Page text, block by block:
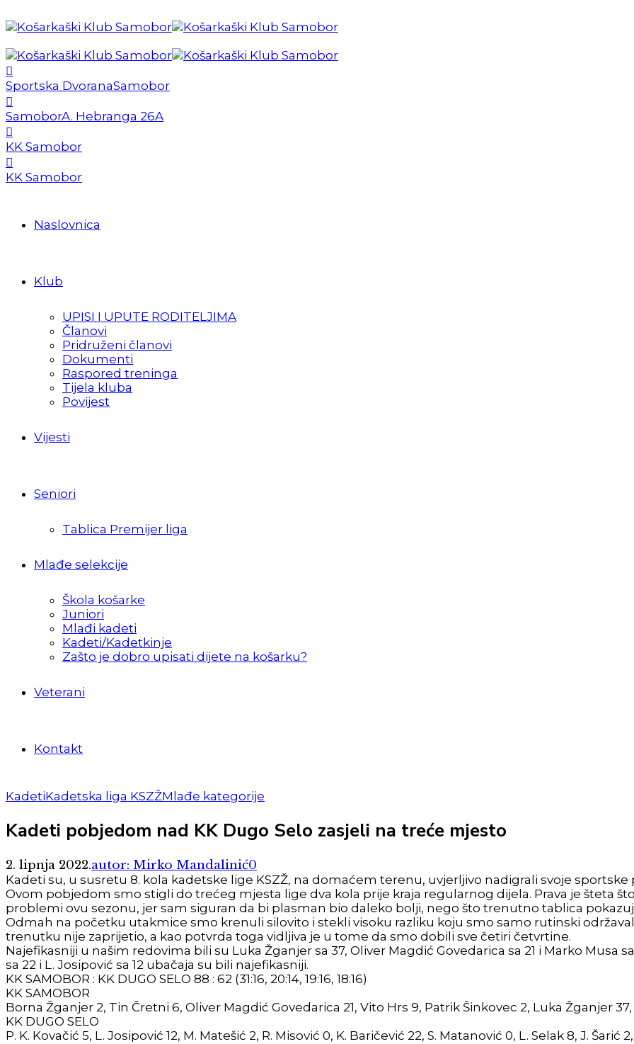
Sportska DvoranaSamobor
SamoborA. Hebranga 26A
KK Samobor
KK Samobor
Naslovnica
Klub
UPISI I UPUTE RODITELJIMA
Članovi
Pridruženi članovi
Dokumenti
Raspored treninga
Tijela kluba
Povijest
Vijesti
Seniori
Tablica Premijer liga
Mlađe selekcije
Škola košarke
Juniori
Mlađi kadeti
Kadeti/Kadetkinje
Zašto je dobro upisati dijete na košarku?
Veterani
Kontakt
KadetiKadetska liga KSZŽMlađe kategorije
Kadeti pobjedom nad KK Dugo Selo zasjeli na treće mjesto
2. lipnja 2022.autor: Mirko Mandalinić0
Kadeti su, u susretu 8. kola kadetske lige KSZŽ, na domaćem terenu, uvjerljivo nadigrali svoje
Ovom pobjedom smo stigli do trećeg mjesta lige dva kola prije kraja regularnog dijela. Prava je šteta
problemi ovu sezonu, jer sam siguran da bi plasman bio daleko bolji, nego što trenutno tablica
Odmah na početku utakmice smo krenuli silovito i stekli visoku razliku koju smo samo rutinski
trenutku nije zaprijetio, a kao potvrda toga vidljiva je u tome da smo dobili sve četiri četvrtine.
Najefikasniji u našim redovima bili su Luka Žganjer sa 37, Oliver Magdić Govedarica sa 21 i Marko Musa
sa 22 i L. Josipović sa 12 ubačaja su bili najefikasniji.
KK SAMOBOR : KK DUGO SELO 88 : 62 (31:16, 20:14, 19:16, 18:16)
KK SAMOBOR
Borna Žganjer 2, Tin Čretni 6, Oliver Magdić Govedarica 21, Vito Hrs 9, Patrik Šinkovec 2, Luka Žganjer
KK DUGO SELO
P. K. Kovačić 5, L. Josipović 12, M. Matešić 2, R. Misović 0, K. Baričević 22, S. Matanović 0, L. Selak 8, J.